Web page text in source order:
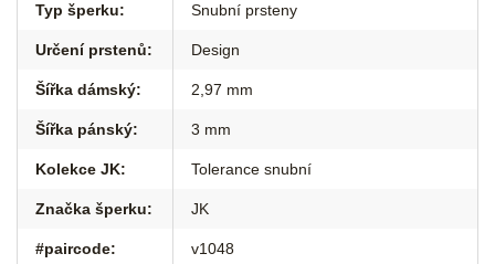
Typ šperku: Snubní prsteny
Určení prstenů: Design
Šířka dámský: 2,97 mm
Šířka pánský: 3 mm
Kolekce JK: Tolerance snubní
Značka šperku: JK
#paircode: v1048